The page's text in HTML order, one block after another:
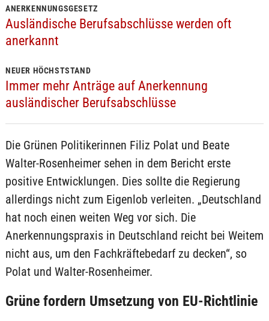
ANERKENNUNGSGESETZ
Ausländische Berufsabschlüsse werden oft
anerkannt
NEUER HÖCHSTSTAND
Immer mehr Anträge auf Anerkennung
ausländischer Berufsabschlüsse
Die Grünen Politikerinnen Filiz Polat und Beate
Walter-Rosenheimer sehen in dem Bericht erste
positive Entwicklungen. Dies sollte die Regierung
allerdings nicht zum Eigenlob verleiten. „Deutschland
hat noch einen weiten Weg vor sich. Die
Anerkennungspraxis in Deutschland reicht bei Weitem
nicht aus, um den Fachkräftebedarf zu decken“, so
Polat und Walter-Rosenheimer.
Grüne fordern Umsetzung von EU-Richtlinie